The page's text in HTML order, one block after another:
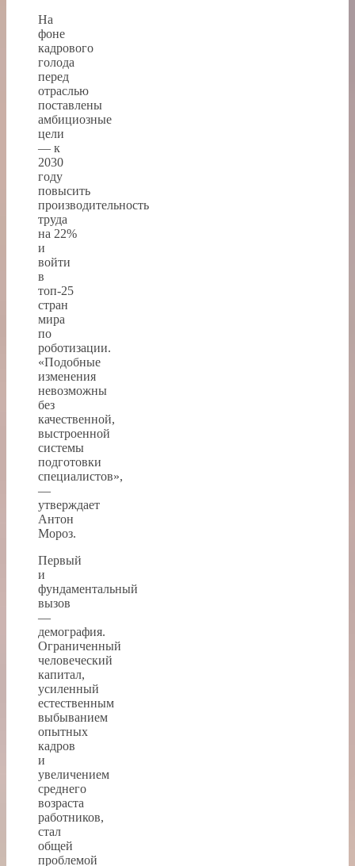
На
фоне
кадрового
голода
перед
отраслью
поставлены
амбициозные
цели
— к
2030
году
повысить
производительность
труда
на 22%
и
войти
в
топ-25
стран
мира
по
роботизации.
«Подобные
изменения
невозможны
без
качественной,
выстроенной
системы
подготовки
специалистов»,
—
утверждает
Антон
Мороз.
Первый
и
фундаментальный
вызов
—
демография.
Ограниченный
человеческий
капитал,
усиленный
естественным
выбыванием
опытных
кадров
и
увеличением
среднего
возраста
работников,
стал
общей
проблемой